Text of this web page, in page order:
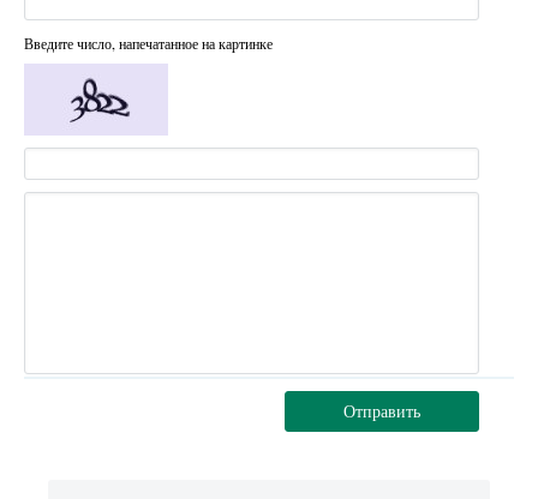
Введите число, напечатанное на картинке
Отправить